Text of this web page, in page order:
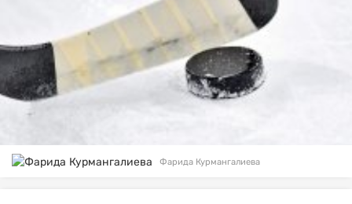
Фарида Курмангалиева